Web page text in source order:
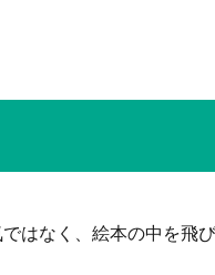
はなく、絵本の中を飛